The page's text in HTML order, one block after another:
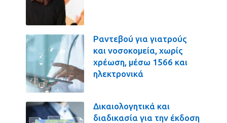
Ραντεβού για γιατρούς
και νοσοκομεία, χωρίς
χρέωση, μέσω 1566 και
ηλεκτρονικά
Δικαιολογητικά και
διαδικασία για την έκδοση